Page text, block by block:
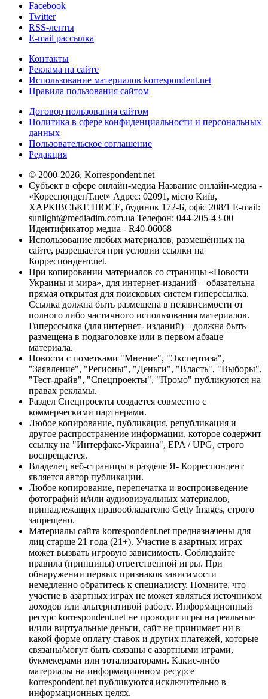
Facebook
Twitter
RSS-ленты
E-mail рассылка
Контакты
Реклама на сайте
Использование материалов korrespondent.net
Правила пользования сайтом
Договор пользования сайтом
Политика в сфере конфиденциальности и персональных
данных
Пользовательское соглашение
Редакция
© 2000-2026, Korrespondent.net
Субъект в сфере онлайн-медиа Название онлайн-медиа -
«КореспонденТ.net» Адрес: 02091, місто Київ,
ХАРКІВСЬКЕ ШОСЕ, будинок 172-Б, офіс 208/1 E-mail:
sunlight@mediadim.com.ua Телефон: 044-205-43-00
Идентификатор медиа - R40-06068
Использование любых материалов, размещённых на
сайте, разрешается при условии ссылки на
Корреспондент.net.
При копировании материалов со страницы «Новости
Украины и мира», для интернет-изданий – обязательна
прямая открытая для поисковых систем гиперссылка.
Ссылка должна быть размещена в независимости от
полного либо частичного использования материалов.
Гиперссылка (для интернет- изданий) – должна быть
размещена в подзаголовке или в первом абзаце
материала.
Новости с пометками "Мнение", "Экспертиза",
"Заявление", "Регионы", "Деньги", "Власть", "Выборы",
"Тест-драйв", "Спецпроекты", "Промо" публикуются на
правах рекламы.
Раздел Спецпроекты создается совместно с
коммерческими партнерами.
Любое копирование, публикация, републикация и
другое распространение информации, которое содержит
ссылку на "Интерфакс-Украина", EPA / UPG, строго
воспрещается.
Владелец веб-страницы в разделе Я- Корреспондент
является автор публикации.
Любое копирование, перепечатка и воспроизведение
фотографий и/или аудиовизуальных материалов,
принадлежащих правообладателю Getty Images, строго
запрещено.
Материалы сайта korrespondent.net предназначены для
лиц старше 21 года (21+). Участие в азартных играх
может вызвать игровую зависимость. Соблюдайте
правила (принципы) ответственной игры. При
обнаружении первых признаков зависимости
немедленно обратитесь к специалисту. Помните, что
участие в азартных играх не может являться источником
доходов или альтернативой работе. Информационный
ресурс korrespondent.net не проводит игры на реальные
и/или виртуальные деньги, сайт не принимает ни в
какой форме оплату ставок и других платежей, которые
связаны/могут быть связаны с азартными играми,
букмекерами или тотализаторами. Какие-либо
материалы на информационном ресурсе
korrespondent.net публикуются исключительно в
информационных целях.